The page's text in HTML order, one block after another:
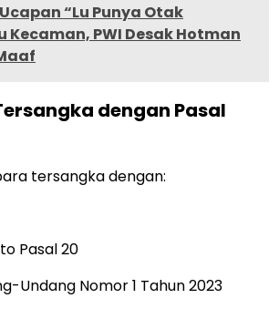
Ucapan “Lu Punya Otak
Kecaman, PWI Desak Hotman
dengan Pasal
tersangka dengan:
Pasal 20
Undang Nomor 1 Tahun 2023